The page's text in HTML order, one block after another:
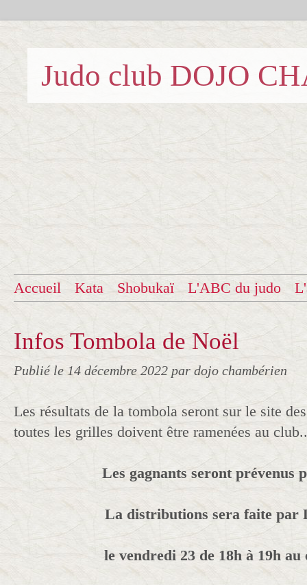
Judo club DOJO
Accueil Kata Shobukaï L'ABC du judo
Infos Tombola de Noël
Publié le 14 décembre 2022 par dojo chambérien
Les résultats de la tombola seront sur le site
toutes les grilles doivent être ramenées au
Les gagnants seront prévenus
La distributions sera faite par
le vendredi 23 de 18h à 19h au